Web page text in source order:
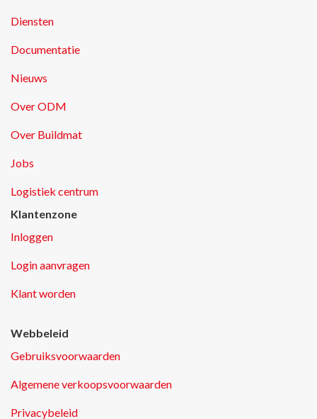
Diensten
Documentatie
Nieuws
Over ODM
Over Buildmat
Jobs
Logistiek centrum
Klantenzone
Inloggen
Login aanvragen
Klant worden
Webbeleid
Gebruiksvoorwaarden
Algemene verkoopsvoorwaarden
Privacybeleid